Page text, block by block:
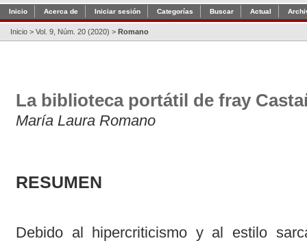
Inicio Acerca de Iniciar sesión Categorías Buscar Actual
Inicio > Vol. 9, Núm. 20 (2020) > Romano
La biblioteca portátil de fray
María Laura Romano
RESUMEN
Debido al hipercriticismo y al estilo